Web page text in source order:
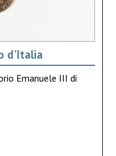
d'Italia
Emanuele III di